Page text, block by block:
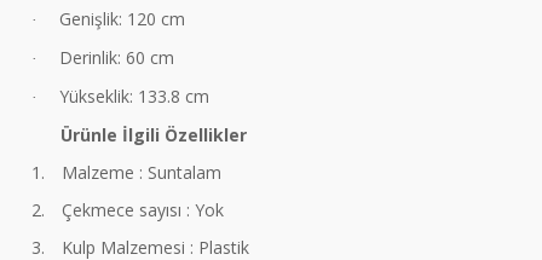
· Genişlik: 120 cm
· Derinlik: 60 cm
·
Yükseklik: 133.8 cm
Ürünle İlgili Özellikler
1.
Malzeme : Suntalam
2.
Çekmece sayısı : Yok
3.
Kulp Malzemesi : Plastik